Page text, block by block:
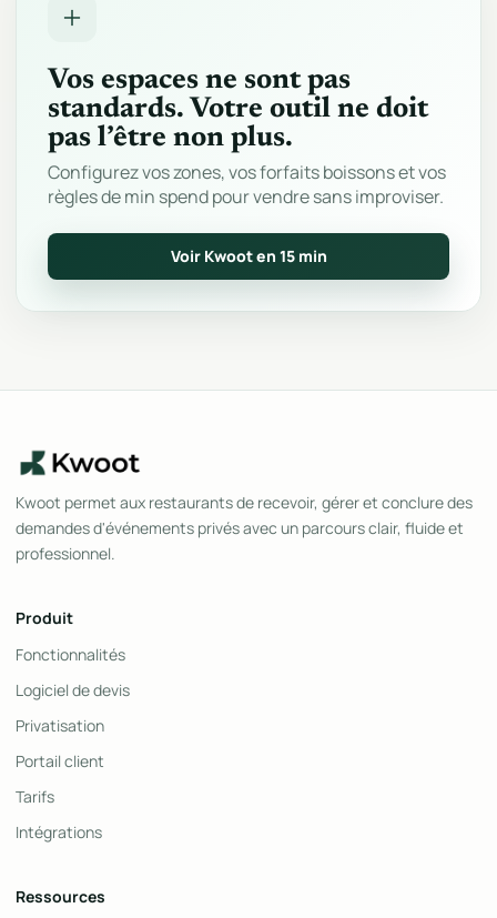
Vos espaces ne sont pas
standards. Votre outil ne doit
pas l’être non plus.
Configurez vos zones, vos forfaits boissons et vos
règles de min spend pour vendre sans improviser.
Voir Kwoot en 15 min
Kwoot permet aux restaurants de recevoir, gérer et conclure des
demandes d'événements privés avec un parcours clair, fluide et
professionnel.
Produit
Fonctionnalités
Logiciel de devis
Privatisation
Portail client
Tarifs
Intégrations
Ressources